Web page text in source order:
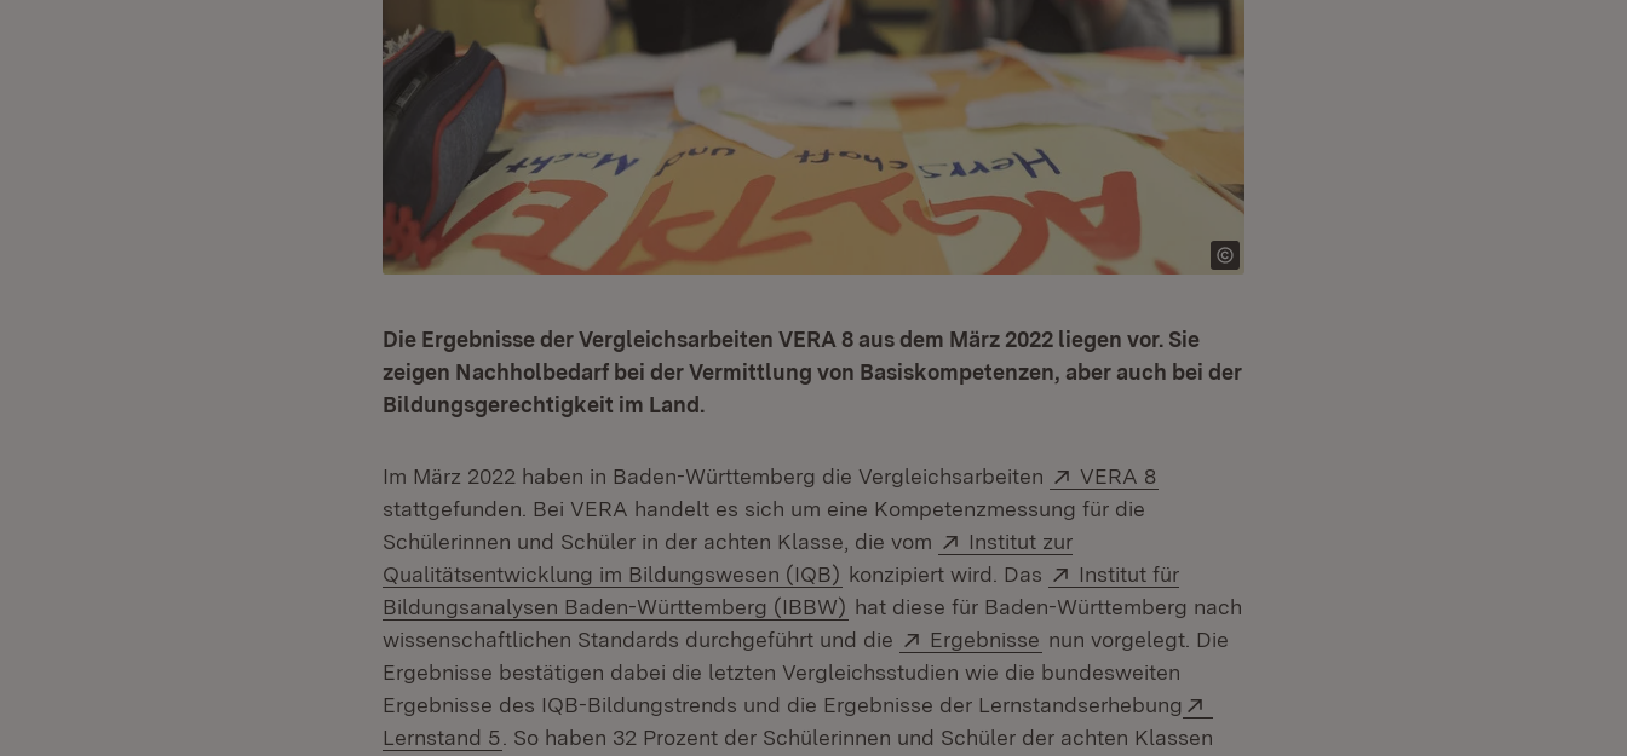
Die Ergebnisse der Vergleichsarbeiten VERA 8 aus dem März 2022 liegen vor. Sie
zeigen Nachholbedarf bei der Vermittlung von Basiskompetenzen, aber auch bei der
Bildungsgerechtigkeit im Land.
Im März 2022 haben in Baden-Württemberg die Vergleichsarbeiten Extern:
VERA 8
stattgefunden. Bei VERA handelt es sich um eine Kompetenzmessung für die
Schülerinnen und Schüler in der achten Klasse, die vom
Extern:
Institut zur
Qualitätsentwicklung im Bildungswesen (IQB) (Öffnet in neuem Fenster)
konzipiert wird. Das Extern:
Institut für
Bildungsanalysen Baden-Württemberg (IBBW) (Öffnet in neuem Fenster)
hat diese für Baden-Württemberg nach
wissenschaftlichen Standards durchgeführt und die
Extern:
Ergebnisse (Öffnet in neuem Fenster)
nun vorgelegt. Die
Ergebnisse bestätigen dabei die letzten Vergleichsstudien wie die bundesweiten
Ergebnisse des IQB-Bildungstrends und die Ergebnisse der Lernstandserhebung
Lernstand 5 (Öffnet in neuem Fenster)
. So haben 32 Prozent der Schülerinnen und Schüler der achten Klassen